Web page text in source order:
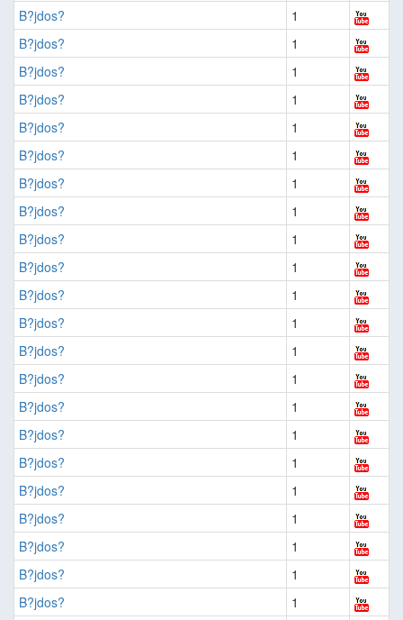
B?jdos?
1
B?jdos?
1
B?jdos?
1
B?jdos?
1
B?jdos?
1
B?jdos?
1
B?jdos?
1
B?jdos?
1
B?jdos?
1
B?jdos?
1
B?jdos?
1
B?jdos?
1
B?jdos?
1
B?jdos?
1
B?jdos?
1
B?jdos?
1
B?jdos?
1
B?jdos?
1
B?jdos?
1
B?jdos?
1
B?jdos?
1
B?jdos?
1